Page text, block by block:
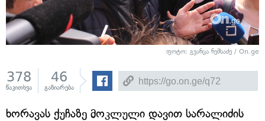
ფოტო: გვანცა ნემსაძე / On.ge
378
წაკითხვა
46
გაზიარება
ხორავას ქუჩაზე მოკლული დავით სარალიძის